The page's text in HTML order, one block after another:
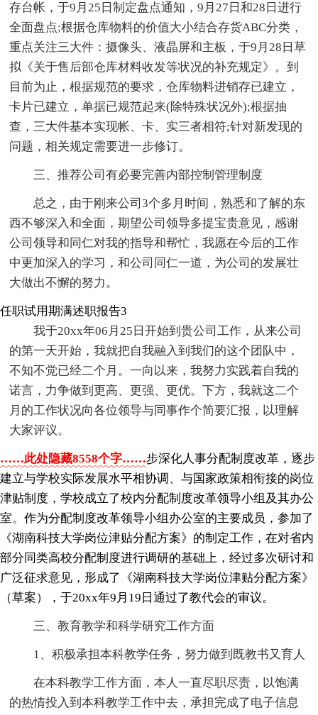
存台帐，于9月25日制定盘点通知，9月27日和28日进行
全面盘点;根据仓库物料的价值大小结合存货ABC分类，
重点关注三大件：摄像头、液晶屏和主板，于9月28日草
拟《关于售后部仓库材料收发等状况的补充规定》。到
目前为止，根据规范的要求，仓库物料进销存已建立，
卡片已建立，单据已规范起来(除特殊状况外);根据抽
查，三大件基本实现帐、卡、实三者相符;针对新发现的
问题，相关规定需要进一步修订。
三、推荐公司有必要完善内部控制管理制度
总之，由于刚来公司3个多月时间，熟悉和了解的东
西不够深入和全面，期望公司领导多提宝贵意见，感谢
公司领导和同仁对我的指导和帮忙，我愿在今后的工作
中更加深入的学习，和公司同仁一道，为公司的发展壮
大做出不懈的努力。
任职试用期满述职报告3
我于20xx年06月25日开始到贵公司工作，从来公司
的第一天开始，我就把自我融入到我们的这个团队中，
不知不觉已经二个月。一向以来，我努力实践着自我的
诺言，力争做到更高、更强、更优。下方，我就这二个
月的工作状况向各位领导与同事作个简要汇报，以理解
大家评议。
……此处隐藏8558个字……步深化人事分配制度改革，逐步
建立与学校实际发展水平相协调、与国家政策相衔接的岗位
津贴制度，学校成立了校内分配制度改革领导小组及其办公
室。作为分配制度改革领导小组办公室的主要成员，参加了
《湖南科技大学岗位津贴分配方案》的制定工作，在对省内
部分同类高校分配制度进行调研的基础上，经过多次研讨和
广泛征求意见，形成了《湖南科技大学岗位津贴分配方案》
（草案），于20xx年9月19日通过了教代会的审议。
三、教育教学和科学研究工作方面
1、积极承担本科教学任务，努力做到既教书又育人
在本科教学工作方面，本人一直尽职尽责，以饱满
的热情投入到本科教学工作中去，承担完成了电子信息